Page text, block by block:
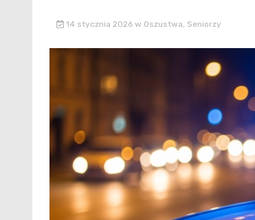
14 stycznia 2026 w Oszustwa, Seniorzy